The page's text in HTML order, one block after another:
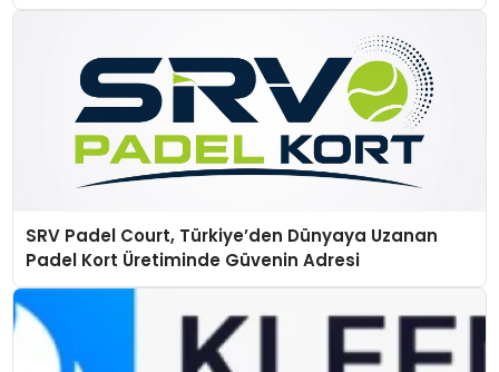
SRV Padel Court, Türkiye’den Dünyaya Uzanan
Padel Kort Üretiminde Güvenin Adresi